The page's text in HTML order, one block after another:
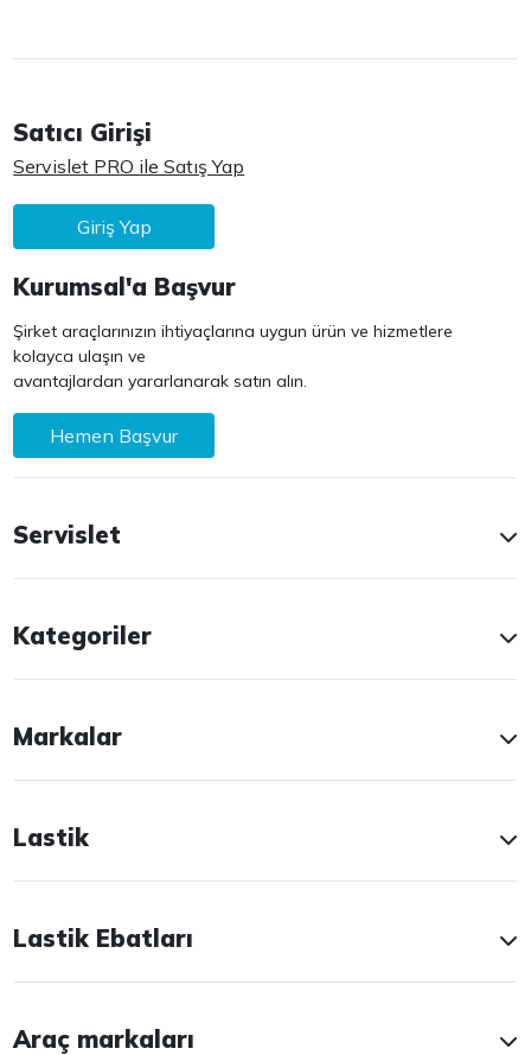
Satıcı Girişi
Servislet PRO ile Satış Yap
Giriş Yap
Kurumsal'a Başvur
Şirket araçlarınızın ihtiyaçlarına uygun ürün ve hizmetlere
kolayca ulaşın ve
avantajlardan yararlanarak satın alın.
Hemen Başvur
Servislet
Kategoriler
Markalar
Lastik
Lastik Ebatları
Araç markaları